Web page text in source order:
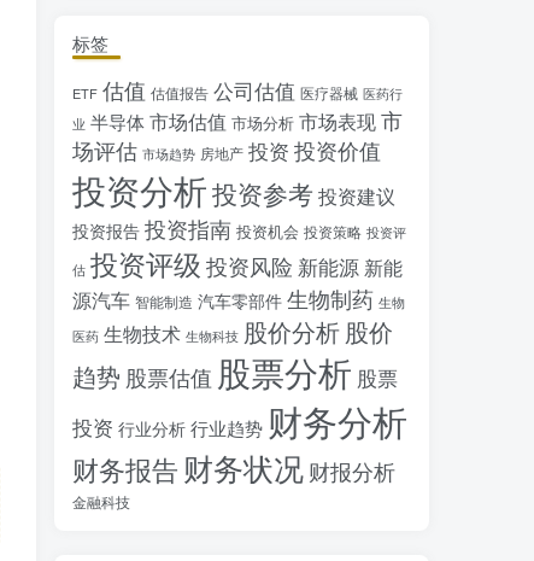
标签
ETF 估值 估值报告 公司估值 医疗器械 医药行
业 半导体市场估值 市场分析 市场表现市
场评估 市场趋势 房地产 投资 投资价值
投资分析投资参考 投资建议
投资报告 投资指南 投资机会 投资策略 投资评
估 投资评级 投资风险 新能源 新能
源汽车 智能制造 汽车零部件 生物制药 生物
医药 生物技术 生物科技 股价分析 股价
趋势 股票估值 股票分析 股票
投资 行业分析 行业趋势 财务分析
财务报告 财务状况财报分析
金融科技